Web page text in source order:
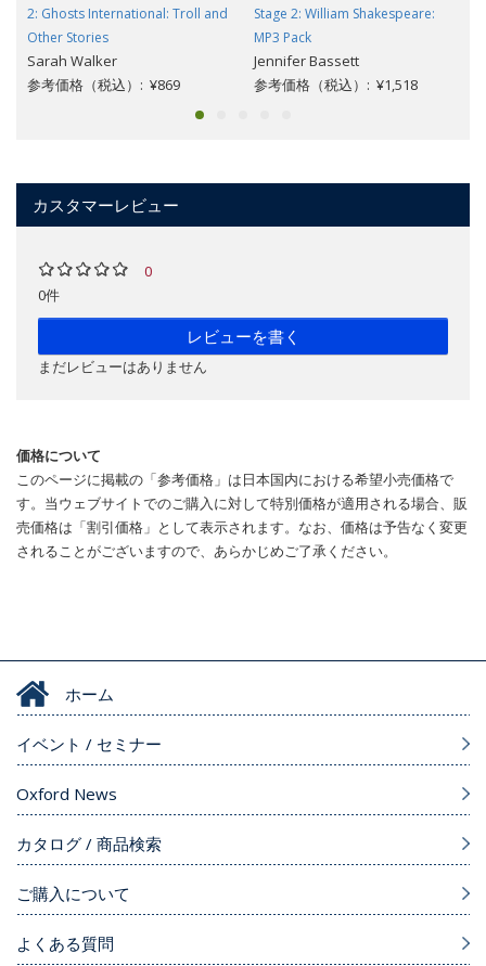
2: Ghosts International: Troll and
Other Stories
Sarah Walker
参考価格（税込）: ¥869
Stage 2: William Shakespeare:
MP3 Pack
Jennifer Bassett
参考価格（税込）: ¥1,518
カスタマーレビュー
0
0件
レビューを書く
まだレビューはありません
価格について
このページに掲載の「参考価格」は日本国内における希望小売価格で
す。当ウェブサイトでのご購入に対して特別価格が適用される場合、販
売価格は「割引価格」として表示されます。なお、価格は予告なく変更
されることがございますので、あらかじめご了承ください。
ホーム
イベント / セミナー
Oxford News
カタログ / 商品検索
ご購入について
よくある質問